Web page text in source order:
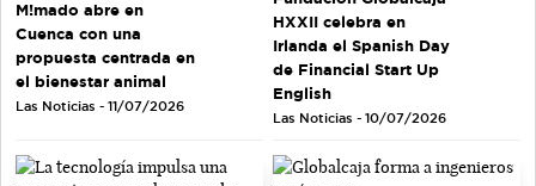
M!mado abre en
Cuenca con una
propuesta centrada en
el bienestar animal
Las Noticias - 11/07/2026
HXXII celebra en
Irlanda el Spanish Day
de Financial Start Up
English
Las Noticias - 10/07/2026